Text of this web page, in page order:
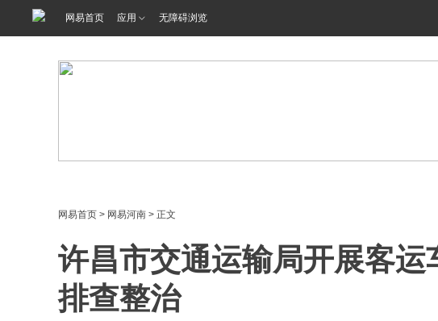
网易首页 应用 无障碍浏览
网易首页 > 网易河南 > 正文
许昌市交通运输局开展客
排查整治